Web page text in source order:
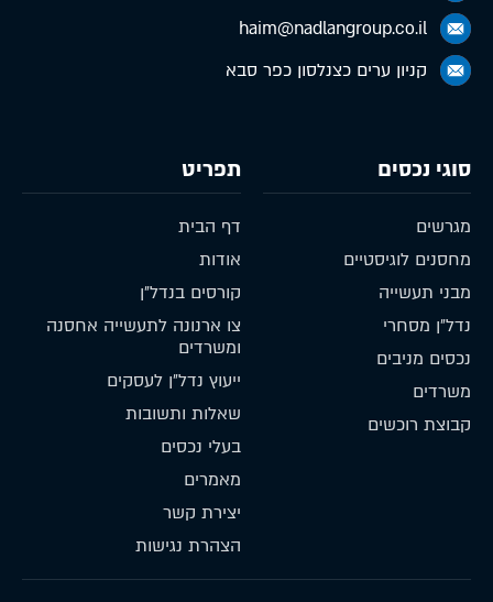
תפריט
דף הבית
אודות
קורסים בנדל״ן
צו ארנונה לתעשייה אחסנה
ומשרדים
ייעוץ נדל״ן לעסקים
שאלות ותשובות
בעלי נכסים
מאמרים
יצירת קשר
הצהרת נגישות
סוגי נכסים
מגרשים
מחסנים לוגיסטיים
מבני תעשייה
נדל״ן מסחרי
נכסים מניבים
משרדים
קבוצת רוכשים
haim@nadlangroup.co.il
קניון ערים כצנלסון כפר סבא